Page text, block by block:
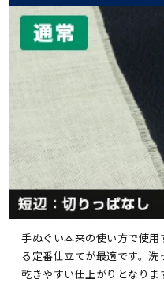
手ぬぐい本来の使い方で使
る定番仕立てが最適です。
乾きやすい仕上がりとなりま